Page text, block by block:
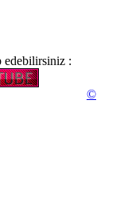
edebilirsiniz :
©